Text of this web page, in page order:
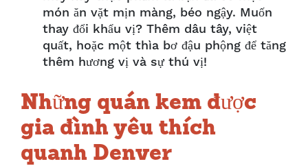
món ăn vặt mịn màng, béo ngậy. Muốn
thay đổi khẩu vị? Thêm dâu tây, việt
quất, hoặc một thìa bơ đậu phộng để tăng
thêm hương vị và sự thú vị!
Những quán kem được
gia đình yêu thích
quanh Denver